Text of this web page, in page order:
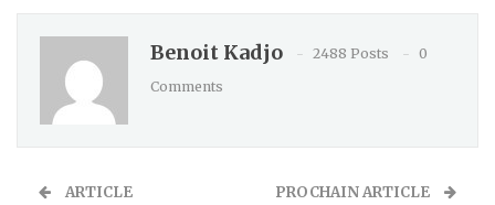
Benoit Kadjo 2488 Posts
0
Comments
ARTICLE
PROCHAIN ARTICLE